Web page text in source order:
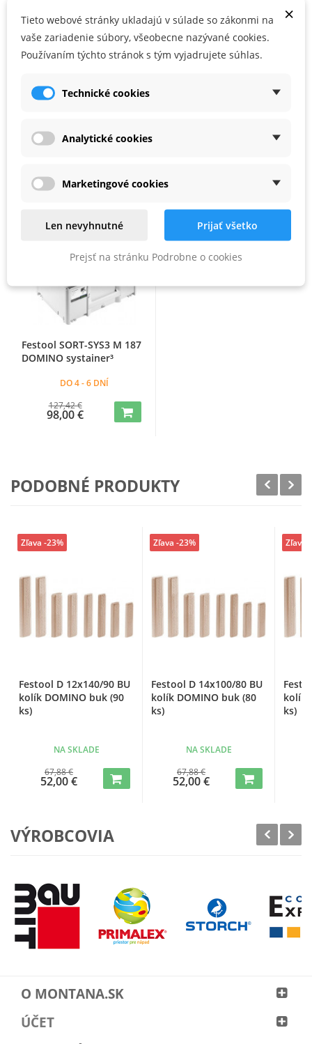
materiál: buk
PARAMETRE PRODUKTU
Rozmery (mm)
PRÍSLUŠENSTVO
Festool SORT-SYS3 M 187
DOMINO systainer³
DO 4 - 6 DNÍ
127,42 €
98,00 €
Zľava -23%
PODOBNÉ PRODUKTY
Festool D 12x140/90 BU
kolík DOMINO buk (90
ks)
NA SKLADE
67,88 €
52,00 €
Zľava -23%
Festool D 14x100/80 BU
kolík DOMINO buk (80
ks)
NA SKLADE
67,88 €
52,00 €
Zľava -23%
kolík
ks)
Zľava
VÝROBCOVIA
O MONTANA.SK
ÚČET
×
Tieto webové stránky ukladajú v súlade so zákonmi na
vaše zariadenie súbory, všeobecne nazývané cookies.
Používaním týchto stránok s tým vyjadrujete súhlas.
Technické cookies
Analytické cookies
Marketingové cookies
Len nevyhnutné Prijať všetko
Prejsť na stránku Podrobne o cookies